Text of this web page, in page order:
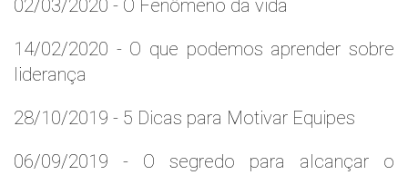
02/03/2020 - O Fenômeno da vida
14/02/2020 - O que podemos aprender sobre
liderança
28/10/2019 - 5 Dicas para Motivar Equipes
06/09/2019 - O segredo para alcançar o